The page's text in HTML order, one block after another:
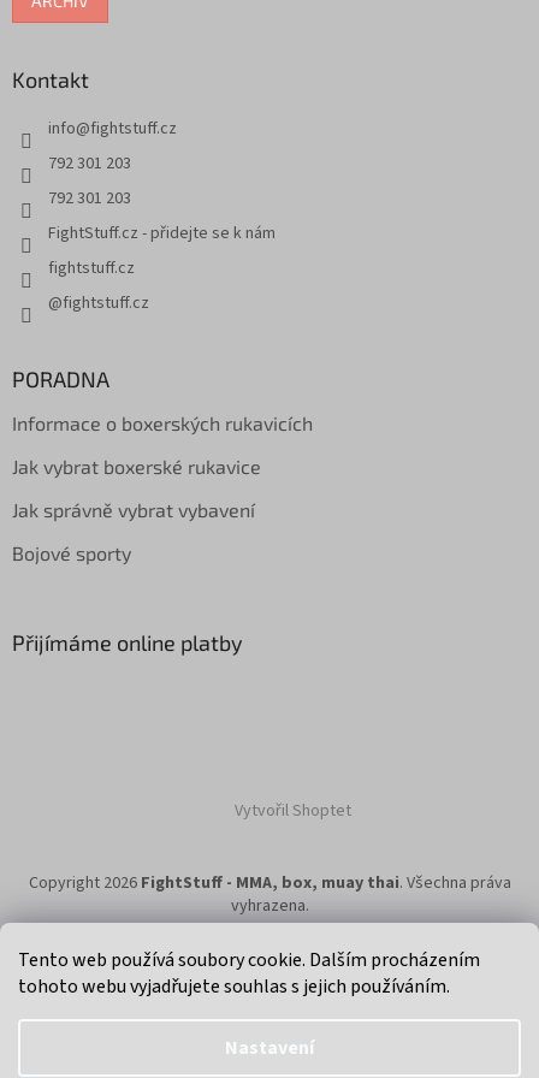
Tento web používá soubory cookie. Dalším procházením
tohoto webu vyjadřujete souhlas s jejich používáním.
Nastavení
Kontakt
info@fightstuff.cz
792 301 203
792 301 203
FightStuff.cz - přidejte se k nám
fightstuff.cz
@fightstuff.cz
PORADNA
Informace o boxerských rukavicích
Jak vybrat boxerské rukavice
Jak správně vybrat vybavení
Bojové sporty
Přijímáme online platby
Vytvořil Shoptet
Copyright 2026 FightStuff - MMA, box, muay thai. Všechna práva
vyhrazena.
Klikni na super eshop pro cyklisty a bikery.